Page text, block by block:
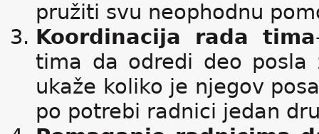
pružiti svu neophodnu
Koordinacija rada tima
tima da odredi deo
ukaže koliko je njegov
po potrebi radnici jedan